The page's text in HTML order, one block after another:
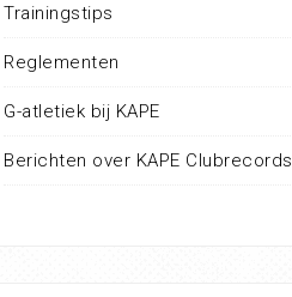
Trainingstips
Reglementen
G-atletiek bij KAPE
Berichten over KAPE Clubrecords